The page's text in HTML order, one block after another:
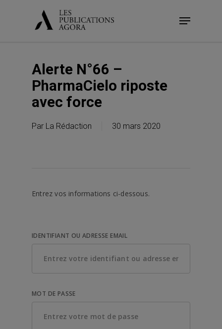
Menu
Alerte N°66 –
PharmaCielo riposte
avec force
Par La Rédaction 30 mars 2020
Entrez vos informations ci-dessous.
IDENTIFIANT OU ADRESSE EMAIL
MOT DE PASSE